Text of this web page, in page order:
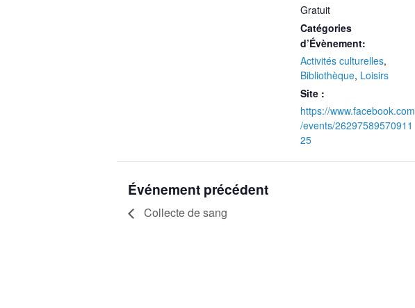
Gratuit
Catégories
d’Évènement:
Activités culturelles,
Bibliothèque, Loisirs
Site :
https://www.facebook.com
/events/26297589570911
25
Événement précédent
Collecte de sang